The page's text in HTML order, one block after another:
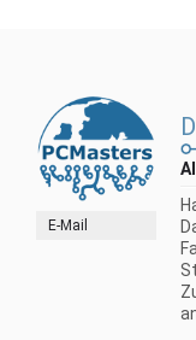
E-Mail